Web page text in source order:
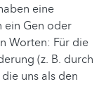
eine
ein Gen oder
Worten: Für die
(z. B. durch
uns als den